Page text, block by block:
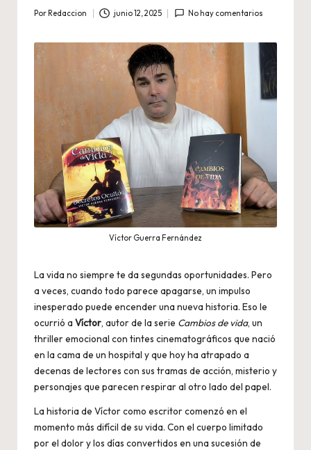
Por Redaccion junio 12, 2025 No hay comentarios
Víctor Guerra Fernández
La vida no siempre te da segundas oportunidades. Pero
a veces, cuando todo parece apagarse, un impulso
inesperado puede encender una nueva historia. Eso le
ocurrió a Víctor, autor de la serie Cambios de vida, un
thriller emocional con tintes cinematográficos que nació
en la cama de un hospital y que hoy ha atrapado a
decenas de lectores con sus tramas de acción, misterio y
personajes que parecen respirar al otro lado del papel.
La historia de Víctor como escritor comenzó en el
momento más difícil de su vida. Con el cuerpo limitado
por el dolor y los días convertidos en una sucesión de